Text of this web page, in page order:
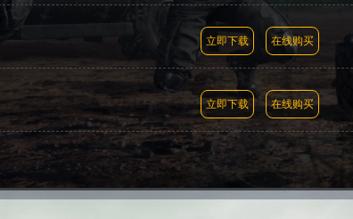
立即下载 在线购买
立即下载 在线购买